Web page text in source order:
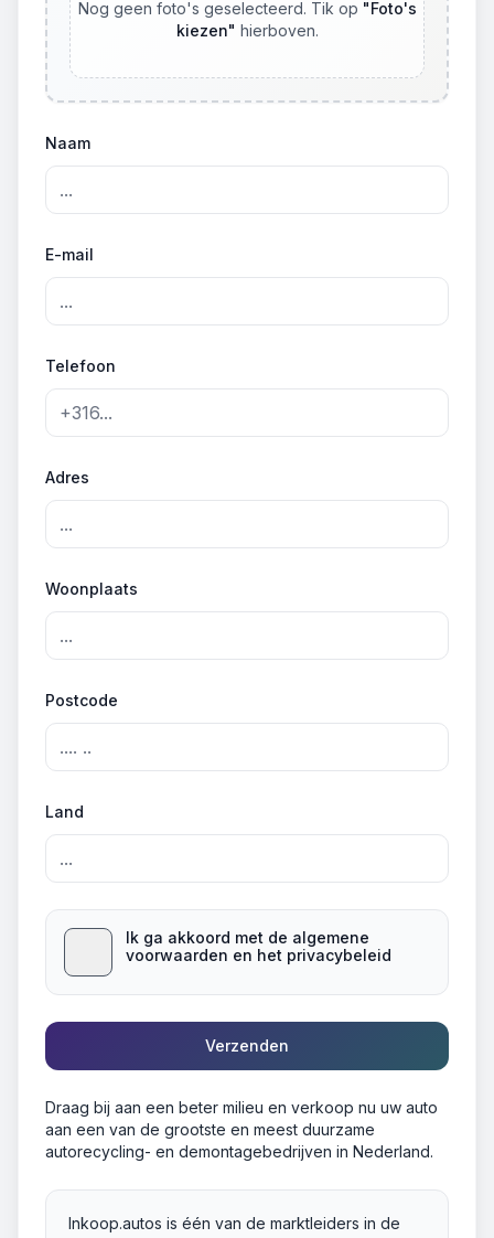
Nog geen foto's geselecteerd. Tik op "Foto's
kiezen" hierboven.
Naam
E-mail
Telefoon
Adres
Woonplaats
Postcode
Land
Ik ga akkoord met de algemene
voorwaarden en het privacybeleid
Verzenden
Draag bij aan een beter milieu en verkoop nu uw auto
aan een van de grootste en meest duurzame
autorecycling- en demontagebedrijven in Nederland.
Inkoop.autos is één van de marktleiders in de